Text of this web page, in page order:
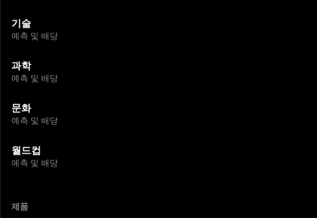
기술
예측 및 배당
과학
예측 및 배당
문화
예측 및 배당
월드컵
예측 및 배당
제품